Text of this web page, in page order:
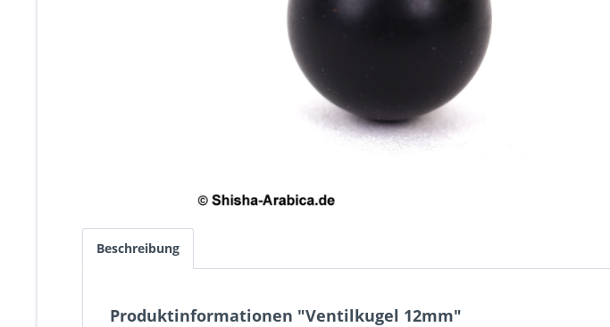
Beschreibung
Produktinformationen "Ventilkugel 12mm"